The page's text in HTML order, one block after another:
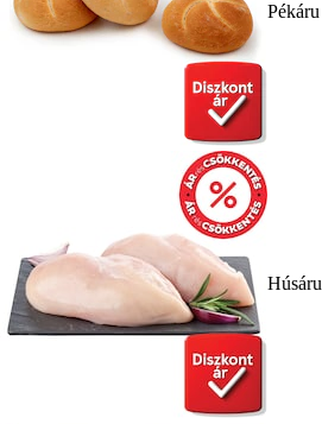
Pékáru
Húsáru